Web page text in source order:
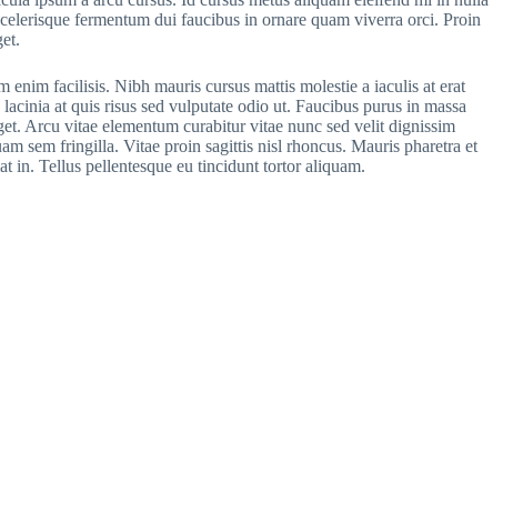
fermentum dui faucibus in ornare quam viverra orci. Proin
facilisis. Nibh mauris cursus mattis molestie a iaculis at erat
at quis risus sed vulputate odio ut. Faucibus purus in massa
Arcu vitae elementum curabitur vitae nunc sed velit dignissim
sem fringilla. Vitae proin sagittis nisl rhoncus. Mauris pharetra et
in. Tellus pellentesque eu tincidunt tortor aliquam.